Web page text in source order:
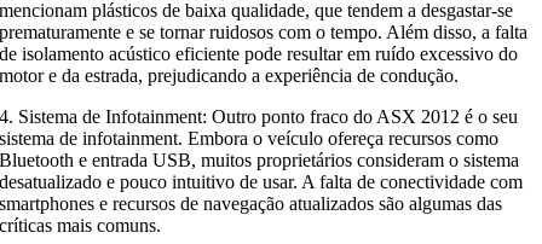
mencionam plásticos de baixa qualidade, que tendem a desgastar-se
prematuramente e se tornar ruidosos com o tempo. Além disso, a falta
de isolamento acústico eficiente pode resultar em ruído excessivo do
motor e da estrada, prejudicando a experiência de condução.
4. Sistema de Infotainment: Outro ponto fraco do ASX 2012 é o seu
sistema de infotainment. Embora o veículo ofereça recursos como
Bluetooth e entrada USB, muitos proprietários consideram o sistema
desatualizado e pouco intuitivo de usar. A falta de conectividade com
smartphones e recursos de navegação atualizados são algumas das
críticas mais comuns.